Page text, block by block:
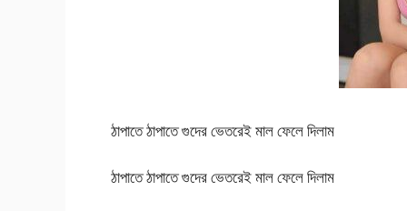
ঠাপাতে ঠাপাতে গুদের ভেতরেই মাল ফেলে দিলাম
ঠাপাতে ঠাপাতে গুদের ভেতরেই মাল ফেলে দিলাম